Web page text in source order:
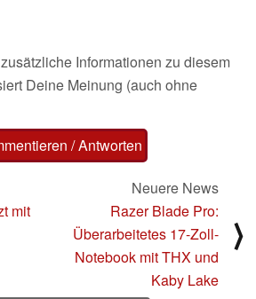
Informationen zu diesem
Deine Meinung (auch ohne
/ Antworten
mit
Neuere News
Razer Blade Pro:
Überarbeitetes 17-Zoll-
Notebook mit THX und
Kaby Lake
⟩